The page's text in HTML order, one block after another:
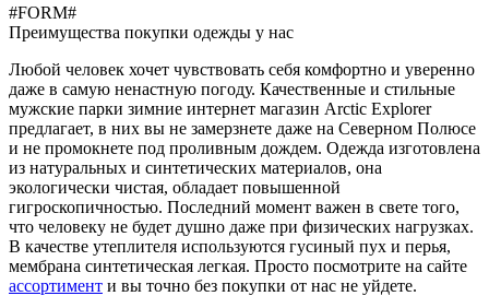
#FORM#
Преимущества покупки одежды у нас
Любой человек хочет чувствовать себя комфортно и уверенно
даже в самую ненастную погоду. Качественные и стильные
мужские парки зимние интернет магазин Аrctic Еxplorer
предлагает, в них вы не замерзнете даже на Северном Полюсе
и не промокнете под проливным дождем. Одежда изготовлена
из натуральных и синтетических материалов, она
экологически чистая, обладает повышенной
гигроскопичностью. Последний момент важен в свете того,
что человеку не будет душно даже при физических нагрузках.
В качестве утеплителя используются гусиный пух и перья,
мембрана синтетическая легкая. Просто посмотрите на сайте
ассортимент и вы точно без покупки от нас не уйдете.